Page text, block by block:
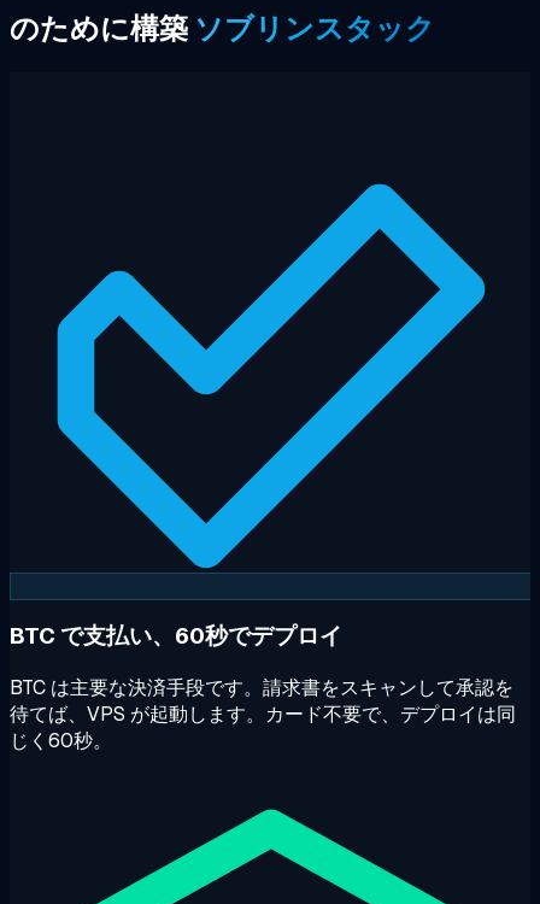
のために構築 ソブリンスタック
BTC で支払い、60秒でデプロイ
BTC は主要な決済手段です。請求書をスキャンして承認を
待てば、VPS が起動します。カード不要で、デプロイは同
じく60秒。